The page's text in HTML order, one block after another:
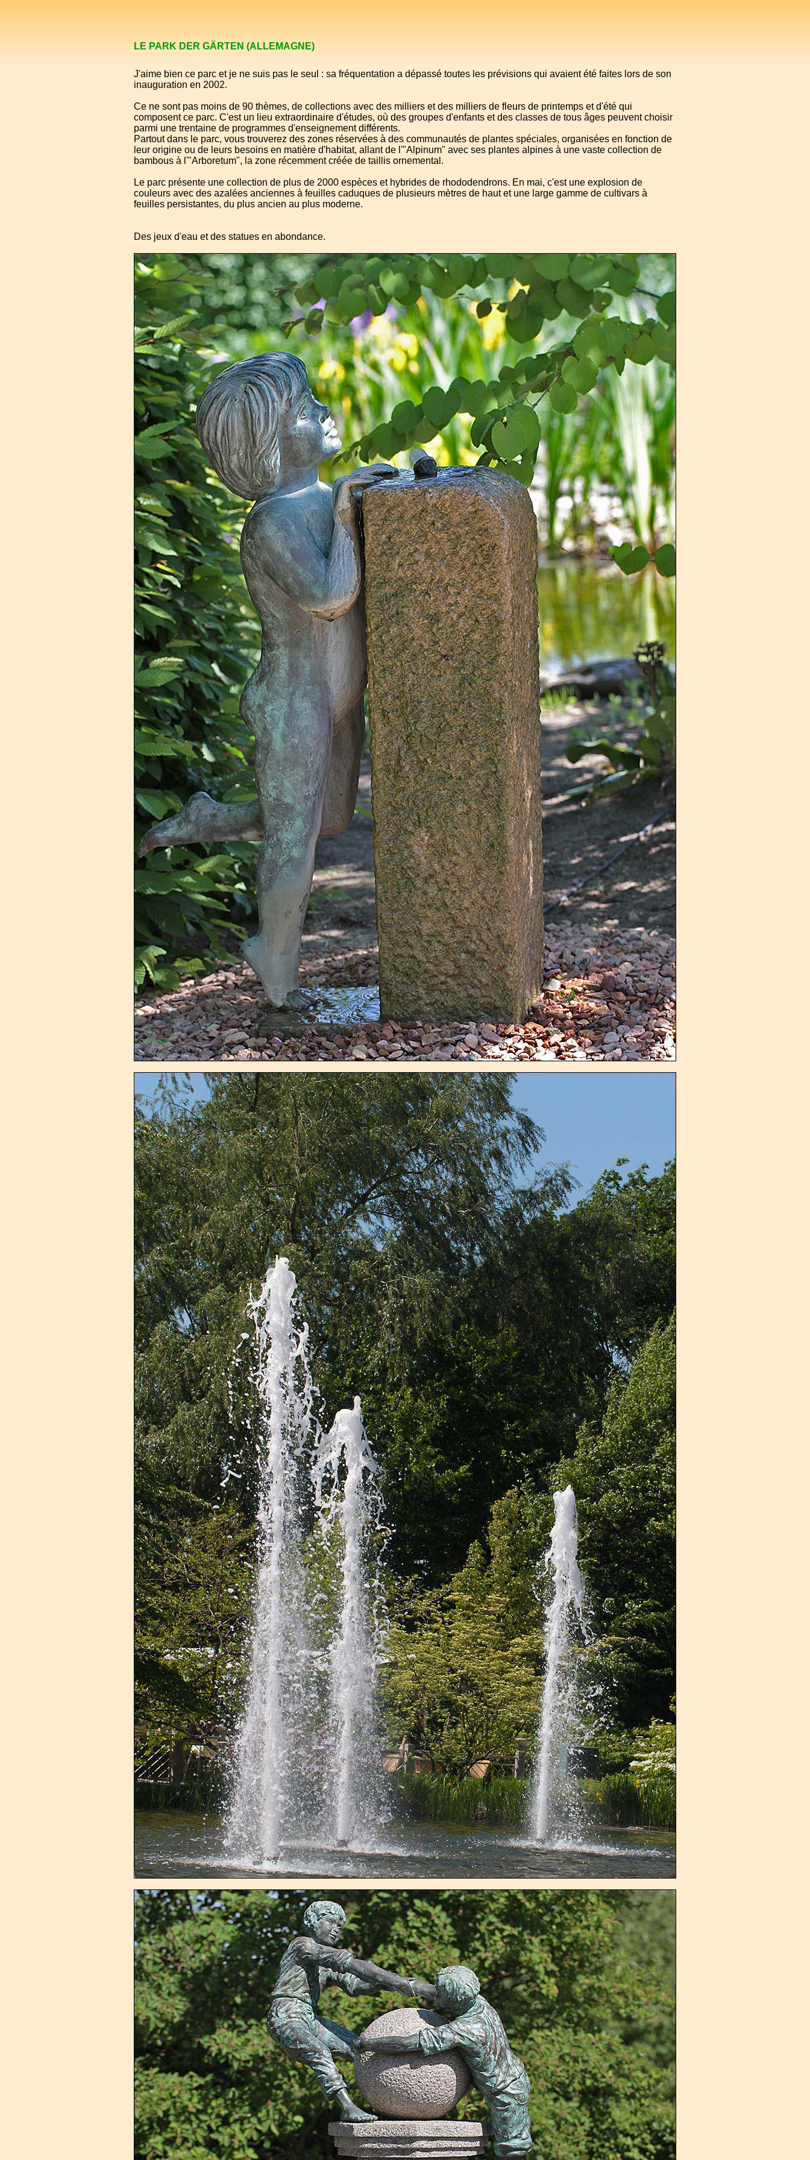
LE PARK DER GÄRTEN (ALLEMAGNE)
J'aime bien ce parc et je ne suis pas le seul : sa fréquentation a dépassé toutes les prévisions qui avaient été faites lors de son
inauguration en 2002.
Ce ne sont pas moins de 90 thèmes, de collections avec des milliers et des milliers de fleurs de printemps et d'été qui
composent ce parc. C'est un lieu extraordinaire d'études, où des groupes d'enfants et des classes de tous âges peuvent choisir
parmi une trentaine de programmes d'enseignement différents.
Partout dans le parc, vous trouverez des zones réservées à des communautés de plantes spéciales, organisées en fonction de
leur origine ou de leurs besoins en matière d'habitat, allant de l'"Alpinum" avec ses plantes alpines à une vaste collection de
bambous à l'"Arboretum", la zone récemment créée de taillis ornemental.
Le parc présente une collection de plus de 2000 espèces et hybrides de rhododendrons. En mai, c'est une explosion de
couleurs avec des azalées anciennes à feuilles caduques de plusieurs mètres de haut et une large gamme de cultivars à
feuilles persistantes, du plus ancien au plus moderne.
Des jeux d'eau et des statues en abondance.